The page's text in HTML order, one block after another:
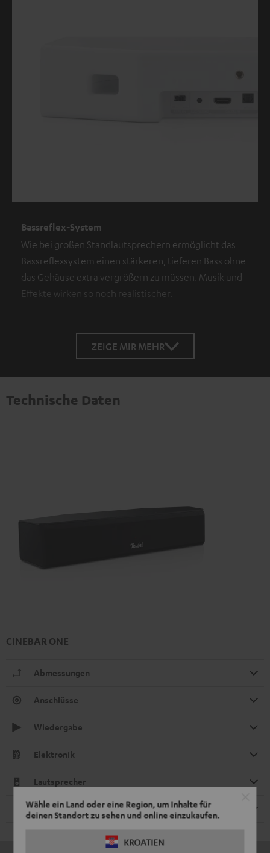
Wähle ein Land oder eine Region, um Inhalte für
deinen Standort zu sehen und online einzukaufen.
KROATIEN
Bassreflex-System
Wie bei großen Standlautsprechern ermöglicht das
Bassreflexsystem einen stärkeren, tieferen Bass ohne
das Gehäuse extra vergrößern zu müssen. Musik und
Effekte wirken so noch realistischer.
ZEIGE MIR MEHR
Technische Daten
CINEBAR ONE
Abmessungen
Anschlüsse
Wiedergabe
Elektronik
Lautsprecher
Fernbedienung